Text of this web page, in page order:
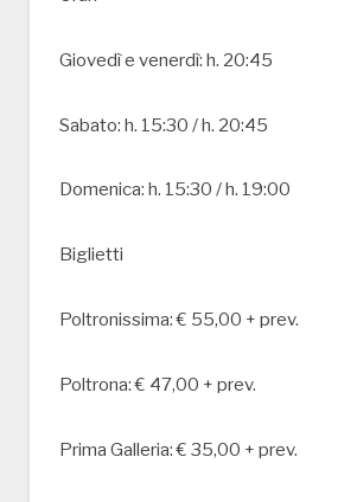
Giovedì e venerdì: h. 20:45
Sabato: h. 15:30 / h. 20:45
Domenica: h. 15:30 / h. 19:00
Biglietti
Poltronissima: € 55,00 + prev.
Poltrona: € 47,00 + prev.
Prima Galleria: € 35,00 + prev.